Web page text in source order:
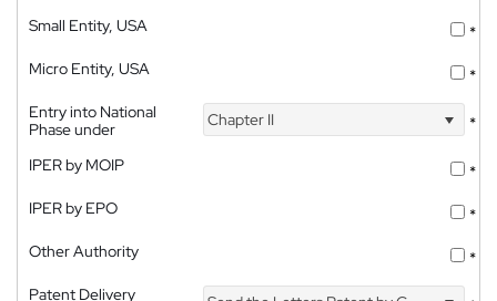
Small Entity, USA
*
Micro Entity, USA
*
Entry into National
Phase under
Chapter II *
IPER by MOIP
*
IPER by EPO
*
Other Authority
*
Patent Delivery